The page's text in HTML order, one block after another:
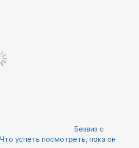
Безвиз с
успеть посмотреть, пока он